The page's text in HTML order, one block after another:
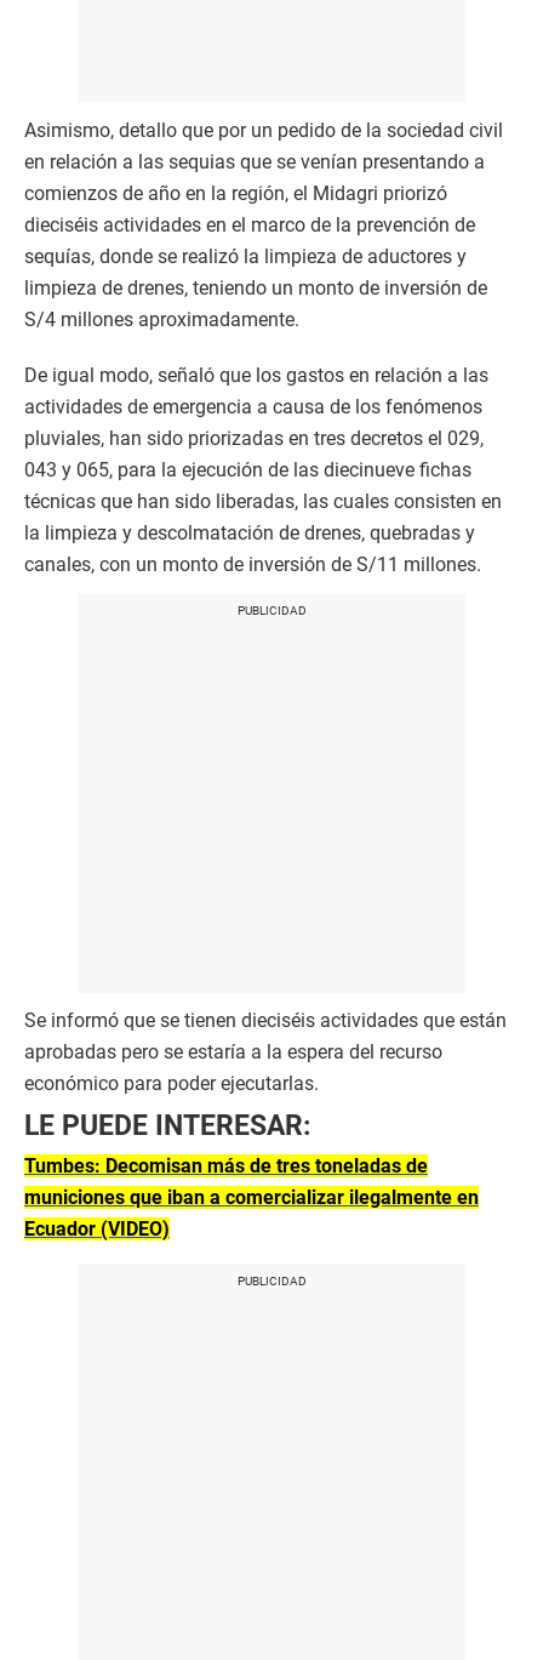
Asimismo, detallo que por un pedido de la sociedad civil
en relación a las sequias que se venían presentando a
comienzos de año en la región, el Midagri priorizó
dieciséis actividades en el marco de la prevención de
sequías, donde se realizó la limpieza de aductores y
limpieza de drenes, teniendo un monto de inversión de
S/4 millones aproximadamente.
De igual modo, señaló que los gastos en relación a las
actividades de emergencia a causa de los fenómenos
pluviales, han sido priorizadas en tres decretos el 029,
043 y 065, para la ejecución de las diecinueve fichas
técnicas que han sido liberadas, las cuales consisten en
la limpieza y descolmatación de drenes, quebradas y
canales, con un monto de inversión de S/11 millones.
Se informó que se tienen dieciséis actividades que están
aprobadas pero se estaría a la espera del recurso
económico para poder ejecutarlas.
LE PUEDE INTERESAR:
Tumbes: Decomisan más de tres toneladas de
municiones que iban a comercializar ilegalmente en
Ecuador (VIDEO)